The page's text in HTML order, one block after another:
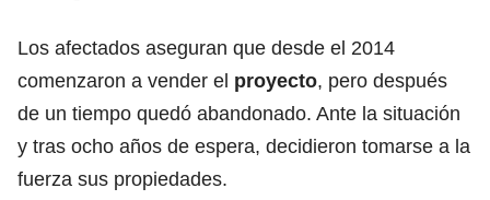
Los afectados aseguran que desde el 2014
comenzaron a vender el proyecto, pero después
de un tiempo quedó abandonado. Ante la situación
y tras ocho años de espera, decidieron tomarse a la
fuerza sus propiedades.